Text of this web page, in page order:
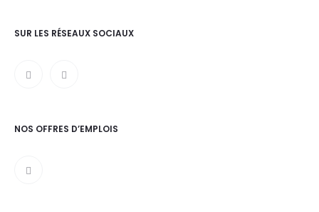
SUR LES RÉSEAUX SOCIAUX
NOS OFFRES D’EMPLOIS